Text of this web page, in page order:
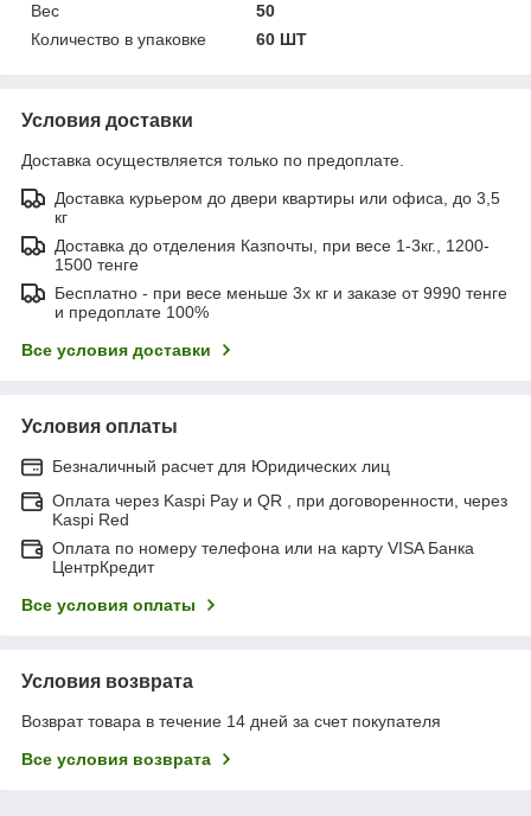
Вес
50
Количество в упаковке
60 ШТ
Условия доставки
Доставка осуществляется только по предоплате.
Доставка курьером до двери квартиры или офиса, до 3,5
кг
Доставка до отделения Казпочты, при весе 1-3кг., 1200-
1500 тенге
Бесплатно - при весе меньше 3х кг и заказе от 9990 тенге
и предоплате 100%
Все условия доставки
Условия оплаты
Безналичный расчет для Юридических лиц
Оплата через Kaspi Pay и QR , при договоренности, через
Kaspi Red
Оплата по номеру телефона или на карту VISA Банка
ЦентрКредит
Все условия оплаты
Условия возврата
Возврат товара в течение 14 дней за счет покупателя
Все условия возврата